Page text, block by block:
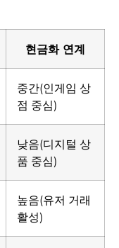
현금화 연계
중간(인게임 상
점 중심)
낮음(디지털 상
품 중심)
높음(유저 거래
활성)